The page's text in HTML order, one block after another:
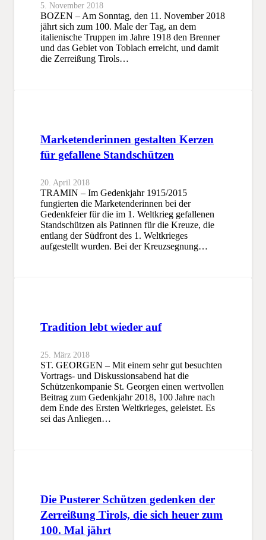
5. November 2018
BOZEN – Am Sonntag, den 11. November 2018
jährt sich zum 100. Male der Tag, an dem
italienische Truppen im Jahre 1918 den Brenner
und das Gebiet von Toblach erreicht, und damit
die Zerreißung Tirols…
Marketenderinnen gestalten Kerzen
für gefallene Standschützen
20. April 2018
TRAMIN – Im Gedenkjahr 1915/2015
fungierten die Marketenderinnen bei der
Gedenkfeier für die im 1. Weltkrieg gefallenen
Standschützen als Patinnen für die Kreuze, die
entlang der Südfront des 1. Weltkrieges
aufgestellt wurden. Bei der Kreuzsegnung…
Tradition lebt wieder auf
25. März 2018
ST. GEORGEN – Mit einem sehr gut besuchten
Vortrags- und Diskussionsabend hat die
Schützenkompanie St. Georgen einen wertvollen
Beitrag zum Gedenkjahr 2018, 100 Jahre nach
dem Ende des Ersten Weltkrieges, geleistet. Es
sei das Anliegen…
Die Pusterer Schützen gedenken der
Zerreißung Tirols, die sich heuer zum
100. Mal jährt